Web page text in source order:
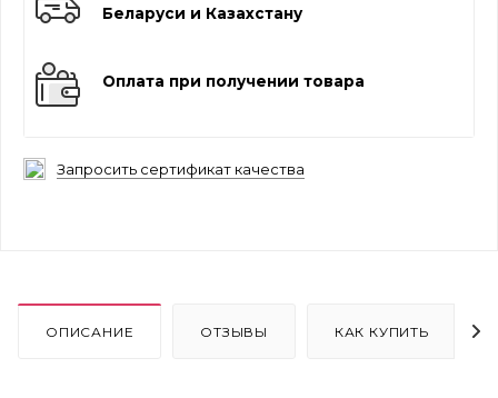
Беларуси и Казахстану
Оплата при получении товара
Запросить сертификат качества
ОПИСАНИЕ ОТЗЫВЫ КАК КУПИТЬ